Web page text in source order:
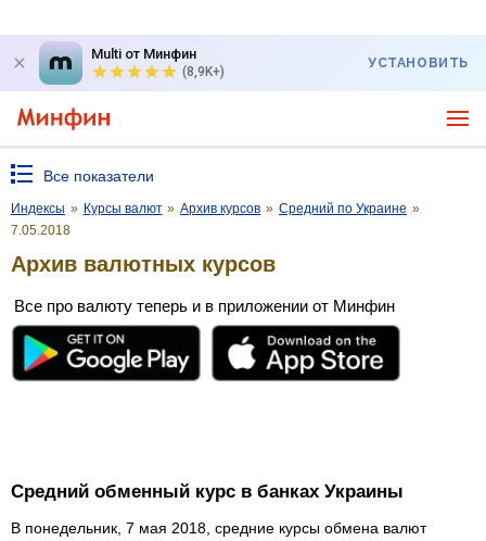
Multi от Минфин
(8,9K+)
УСТАНОВИТЬ
Все показатели
Индексы » Курсы валют » Архив курсов » Средний по Украине »
7.05.2018
Архив валютных курсов
Все про валюту теперь и в приложении от Минфин
Средний обменный курс в банках Украины
В понедельник, 7 мая 2018, средние курсы обмена валют